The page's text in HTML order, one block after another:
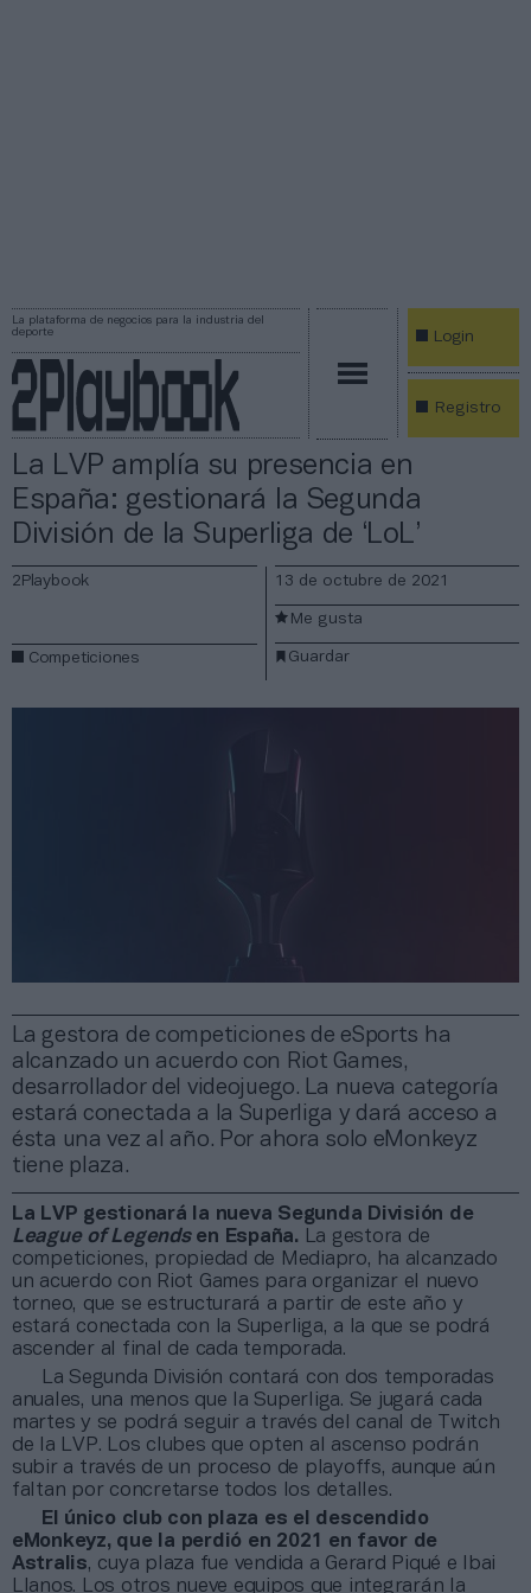
La plataforma de negocios para la industria del
deporte
Login
Registro
La LVP amplía su presencia en
España: gestionará la Segunda
División de la Superliga de ‘LoL’
La gestora de competiciones de eSports ha
alcanzado un acuerdo con Riot Games,
desarrollador del videojuego. La nueva categoría
estará conectada a la Superliga y dará acceso a
ésta una vez al año. Por ahora solo eMonkeyz
tiene plaza.
2Playbook
Competiciones
13 de octubre de 2021
Guardar
Me gusta
La LVP gestionará la nueva Segunda División de
League of Legendsen España. La gestora de
competiciones, propiedad de Mediapro, ha alcanzado
un acuerdo con Riot Games para organizar el nuevo
torneo, que se estructurará a partir de este año y
estará conectada con la Superliga, a la que se podrá
ascender al final de cada temporada.
La Segunda División contará con dos temporadas
anuales, una menos que la Superliga. Se jugará cada
martes y se podrá seguir a través del canal de Twitch
de la LVP. Los clubes que opten al ascenso podrán
subir a través de un proceso de playoffs, aunque aún
faltan por concretarse todos los detalles.
El único club con plaza es el descendido
eMonkeyz, que la perdió en 2021 en favor de
Astralis, cuya plaza fue vendida a Gerard Piqué e Ibai
Llanos. Los otros nueve equipos que integrarán la